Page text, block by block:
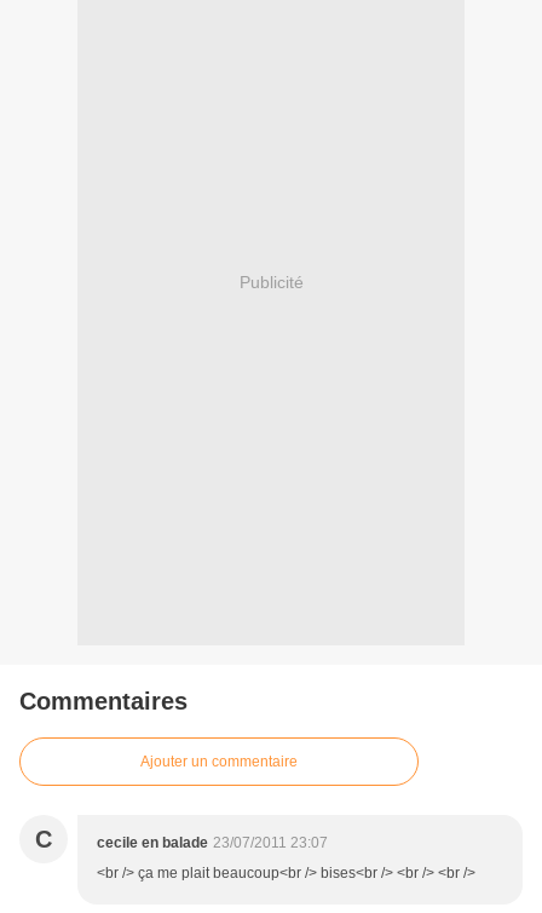
Publicité
Commentaires
Ajouter un commentaire
C cecile en balade 23/07/2011 23:07
<br /> ça me plait beaucoup<br /> bises<br /> <br /> <br />